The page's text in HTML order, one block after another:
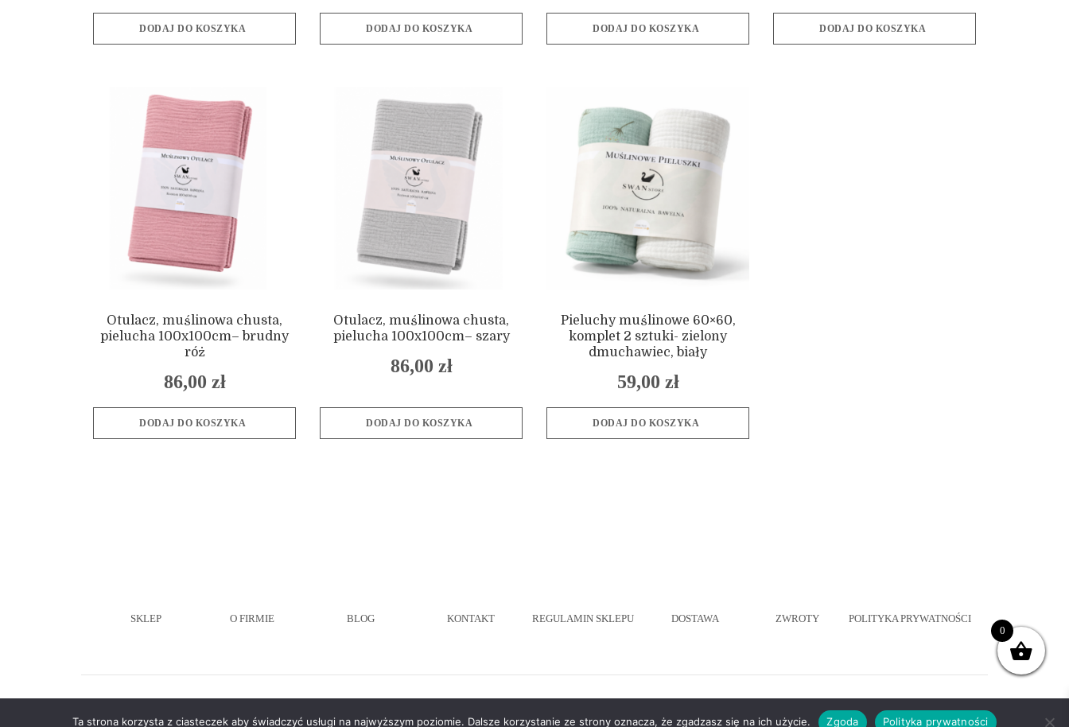
DODAJ DO KOSZYKA DODAJ DO KOSZYKA DODAJ DO KOSZYKA DODAJ DO KOSZYKA
Otulacz, muślinowa chusta,
pielucha 100x100cm– brudny
róż
86,00 zł
DODAJ DO KOSZYKA
Otulacz, muślinowa chusta,
pielucha 100x100cm– szary
86,00 zł
DODAJ DO KOSZYKA
Pieluchy muślinowe 60×60,
komplet 2 sztuki- zielony
dmuchawiec, biały
59,00 zł
DODAJ DO KOSZYKA
SKLEP O FIRMIE BLOG KONTAKT REGULAMIN SKLEPU DOSTAWA ZWROTY POLITYKA PRYWATNOŚCI
WykonanieWRONA.IT
0
Ta strona korzysta z ciasteczek aby świadczyć usługi na najwyższym poziomie. Dalsze korzystanie ze strony oznacza, że zgadzasz się na ich użycie. Zgoda Polityka prywatności